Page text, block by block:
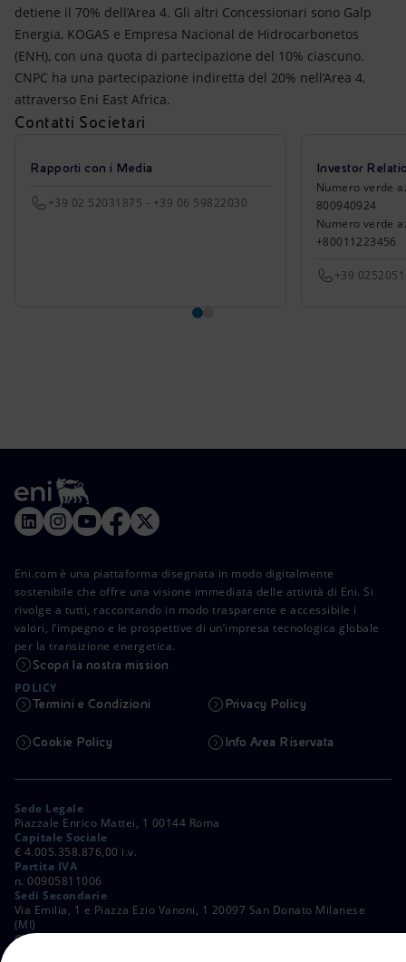
detiene il 70% dell’Area 4. Gli altri Concessionari sono Galp
Energia, KOGAS e Empresa Nacional de Hidrocarbonetos
(ENH), con una quota di partecipazione del 10% ciascuno.
CNPC ha una partecipazione indiretta del 20% nell’Area 4,
attraverso Eni East Africa.
Contatti Societari
Rapporti con i Media
+39 02 52031875 - +39 06 59822030
Investor
Numero verde
800940924
Numero verde
+80011223456
+39
Eni.com è una piattaforma disegnata in modo digitalmente
sostenibile che offre una visione immediata delle attività di Eni. Si
rivolge a tutti, raccontando in modo trasparente e accessibile i
valori, l’impegno e le prospettive di un’impresa tecnologica globale
per la transizione energetica.
Scopri la nostra mission
POLICY
Termini e Condizioni Privacy Policy
Cookie Policy Info Area Riservata
Sede Legale
Piazzale Enrico Mattei, 1 00144 Roma
Capitale Sociale
€ 4.005.358.876,00 i.v.
Partita IVA
n. 00905811006
Sedi Secondarie
Via Emilia, 1 e Piazza Ezio Vanoni, 1 20097 San Donato Milanese
(MI)
C. Fiscale e Registro Imprese di Roma